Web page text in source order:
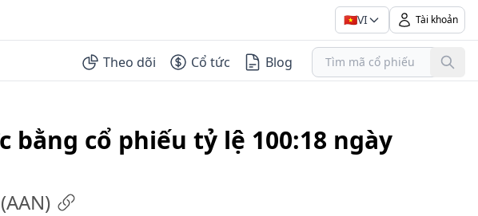
🇻🇳VI Tài khoản
Theo dõi Cổ tức Blog
bằng cổ phiếu tỷ lệ 100:18 ngày
(AAN)